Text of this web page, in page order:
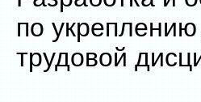
по
трудовой